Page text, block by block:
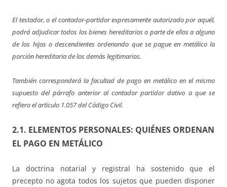
El testador, o el contador-partidor expresamente autorizado por aquél,
podrá adjudicar todos los bienes hereditarios o parte de ellos a alguno
de los hijos o descendientes ordenando que se pague en metálico la
porción hereditaria de los demás legitimarios.
También corresponderá la facultad de pago en metálico en el mismo
supuesto del párrafo anterior al contador partidor dativo a que se
refiero el artículo 1.057 del Código Civil.
2.1. ELEMENTOS PERSONALES: QUIÉNES ORDENAN
EL PAGO EN METÁLICO
La doctrina notarial y registral ha sostenido que el
precepto no agota todos los sujetos que pueden disponer